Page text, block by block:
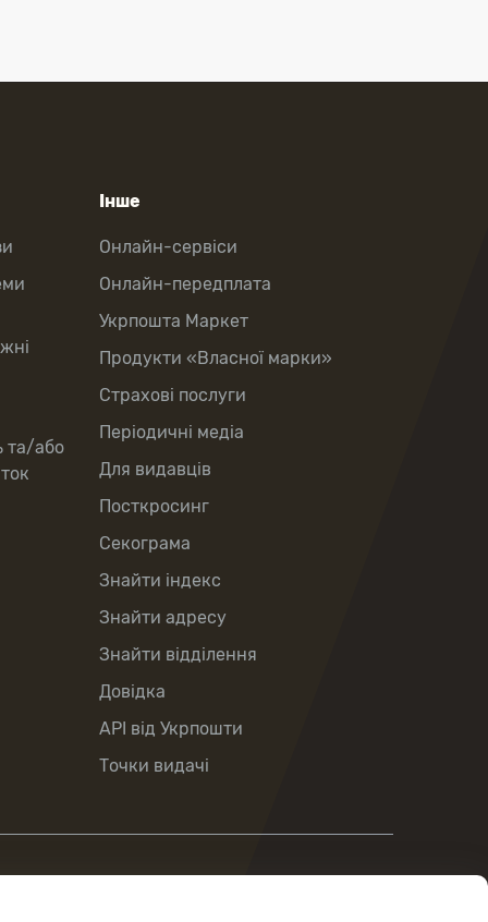
та/або
Інше
Онлайн-сервіси
Онлайн-передплата
Укрпошта Маркет
Продукти «Власної марки»
Страхові послуги
Періодичні медіа
Для видавців
Посткросинг
Секограма
Знайти індекс
Знайти адресу
Знайти відділення
Довідка
API від Укрпошти
Точки видачі